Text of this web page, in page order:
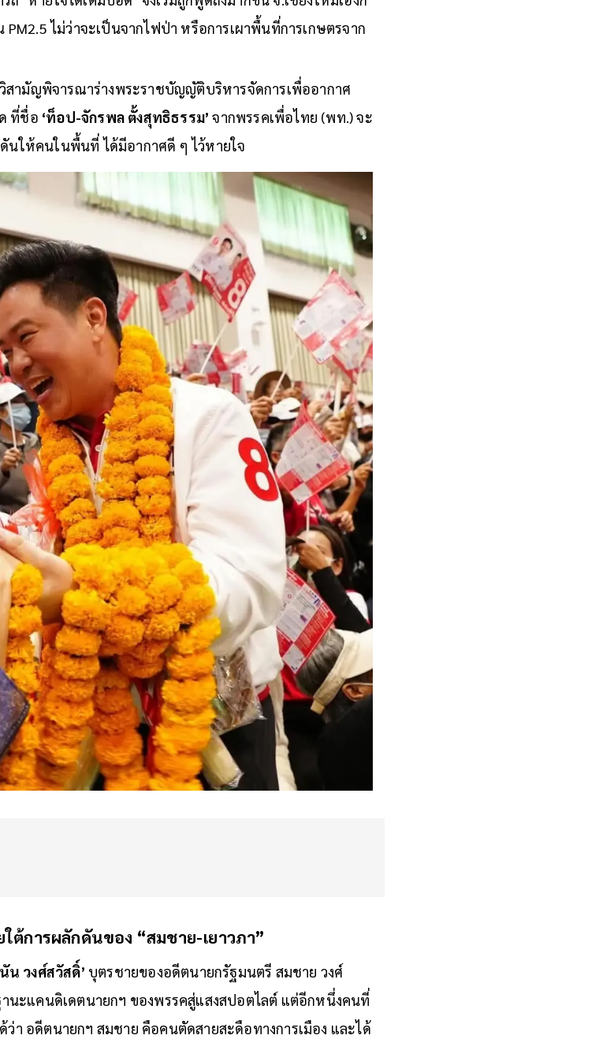
ไม่ว่าจะเป็นจากไฟป่า หรือการเผาพื้นที่การเกษตรจาก
สามัญพิจารณาร่างพระราชบัญญัติบริหารจัดการเพื่ออากาศ
ที่ชื่อ ‘ท็อป-จักรพล ตั้งสุทธิธรรม’จากพรรคเพื่อไทย (พท.) จะ
นให้คนในพื้นที่ ได้มีอากาศดี ๆ ไว้หายใจ
ต้การผลักดันของ “สมชาย-เยาวภา”
น วงศ์สวัสดิ์’ บุตรชายของอดีตนายกรัฐมนตรี สมชาย วงศ์
านะแคนดิเดตนายกฯ ของพรรคสู่แสงสปอตไลต์ แต่อีกหนึ่งคนที่
ว่า อดีตนายกฯ สมชาย คือคนตัดสายสะดือทางการเมือง และได้